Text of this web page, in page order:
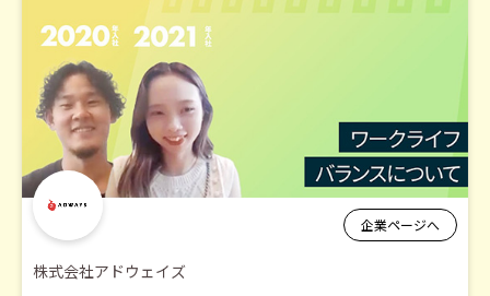
企業ページへ
株式会社アドウェイズ